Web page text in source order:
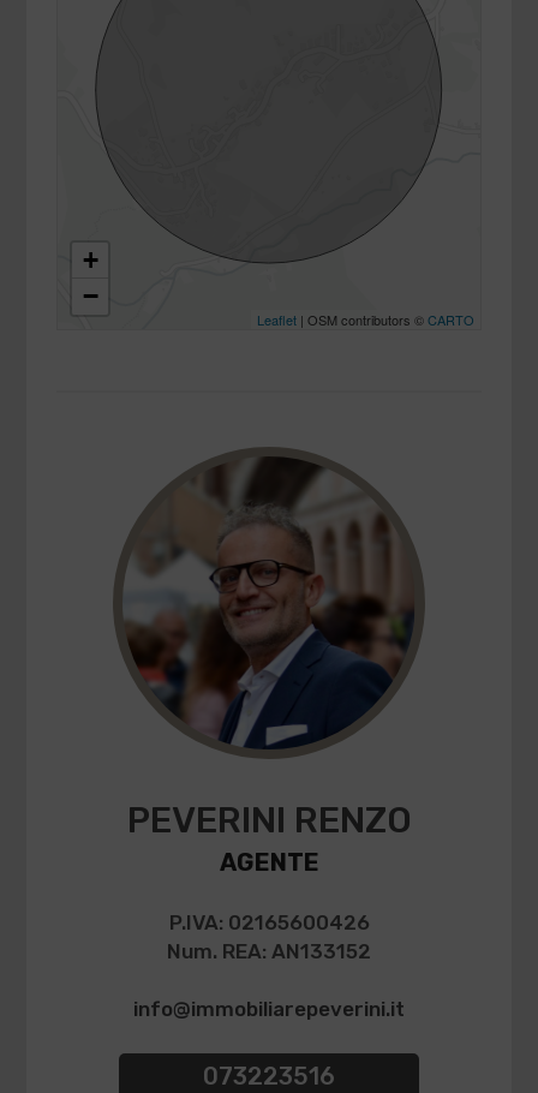
+
−
Leaflet| OSM contributors ©CARTO
PEVERINI RENZO
AGENTE
P.IVA: 02165600426
Num. REA: AN133152
info@immobiliarepeverini.it
073223516